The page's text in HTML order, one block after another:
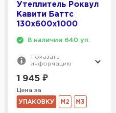
Утеплитель Роквул
Кавити Баттс
130х600х1000
В наличии 640 уп.
Показать
информацию
1 945 ₽
Цена за
УПАКОВКУ М2 М3